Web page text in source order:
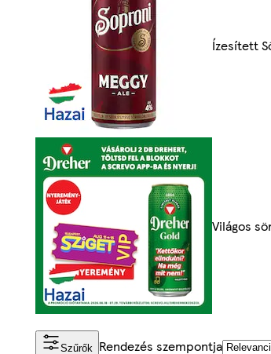
Ízesített
Világos
Szűrők Rendezés szempontja